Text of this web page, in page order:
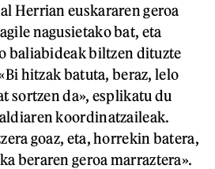
Herrian euskararen geroa
nagusietako bat, eta
baliabideak biltzen dituzte
hitzak batuta, beraz, lelo
sortzen da», esplikatu du
koordinatzaileak.
goaz, eta, horrekin batera,
beraren geroa marraztera».